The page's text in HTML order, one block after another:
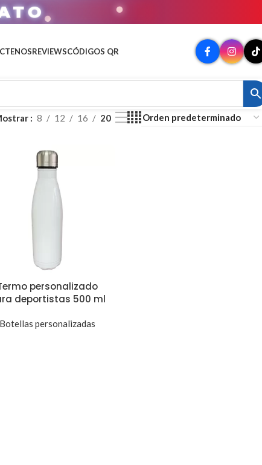
REVIEWSCÓDIGOS QR
8 12 16 20
personalizado
deportistas 500 ml
Botellas personalizadas